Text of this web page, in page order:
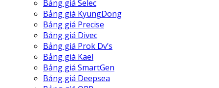
Bảng giá Selec
Bảng giá KyungDong
Bảng giá Precise
Bảng giá Divec
Bảng giá Prok Dv’s
Bảng giá Kael
Bảng giá SmartGen
Bảng giá Deepsea